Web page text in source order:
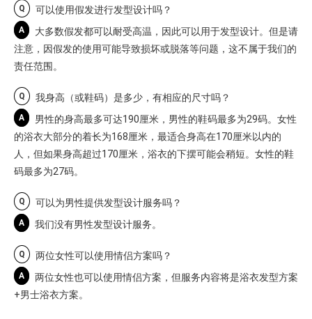
Q 可以使用假发进行发型设计吗？
A
大多数假发都可以耐受高温，因此可以用于发型设计。但是请
注意，因假发的使用可能导致损坏或脱落等问题，这不属于我们的
责任范围。
Q 我身高（或鞋码）是多少，有相应的尺寸吗？
A
男性的身高最多可达190厘米，男性的鞋码最多为29码。女性
的浴衣大部分的着长为168厘米，最适合身高在170厘米以内的
人，但如果身高超过170厘米，浴衣的下摆可能会稍短。女性的鞋
码最多为27码。
Q 可以为男性提供发型设计服务吗？
A 我们没有男性发型设计服务。
Q 两位女性可以使用情侣方案吗？
A
两位女性也可以使用情侣方案，但服务内容将是浴衣发型方案
+男士浴衣方案。